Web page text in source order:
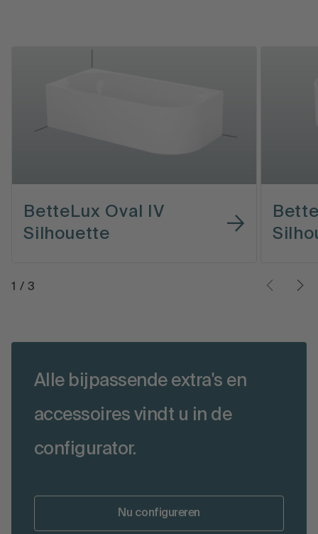
BetteLux Oval IV
Silhouette
1 /3
Alle bijpassende extra's en
accessoires vindt u in de
configurator.
Nu configureren